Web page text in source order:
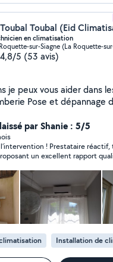
Toubal (Eid
en climatisation
sur-Siagne (La Roquette-
4,8/5 (53 avis)
je peux vous aider dans
de climatiseur.
par Shanie : 5/5
! Prestataire
un excellent rapport
!
Installation de